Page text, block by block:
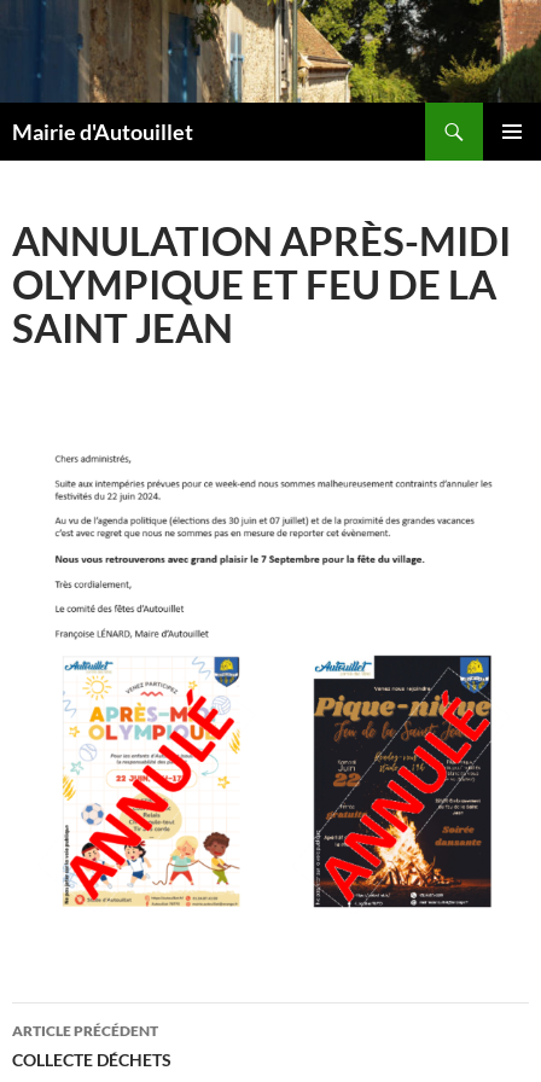
contenu
Mairie d'Autouillet
ANNULATION APRÈS-MIDI
OLYMPIQUE ET FEU DE LA
SAINT JEAN
Navigation
des
ARTICLE PRÉCÉDENT
COLLECTE DÉCHETS